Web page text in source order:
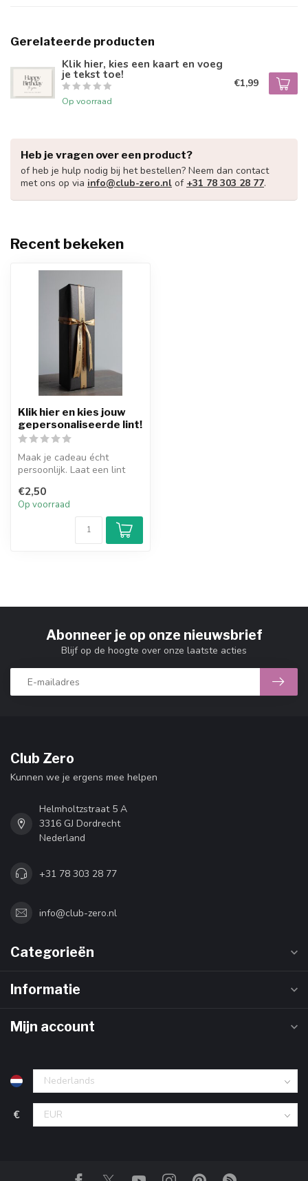
Gerelateerde producten
Klik hier, kies een kaart en voeg
je tekst toe!
Op voorraad
€1,99
Heb je vragen over een product?
of heb je hulp nodig bij het bestellen? Neem dan contact
met ons op via info@club-zero.nl of +31 78 303 28 77.
Recent bekeken
Klik hier en kies jouw
gepersonaliseerde lint!
Maak je cadeau écht
persoonlijk. Laat een lint
logo of k...
€2,50
Op voorraad
Abonneer je op onze nieuwsbrief
Blijf op de hoogte over onze laatste acties
Club Zero
Kunnen we je ergens mee helpen
Helmholtzstraat 5 A
3316 GJ Dordrecht
Nederland
+31 78 303 28 77
info@club-zero.nl
Categorieën
Informatie
Mijn account
€